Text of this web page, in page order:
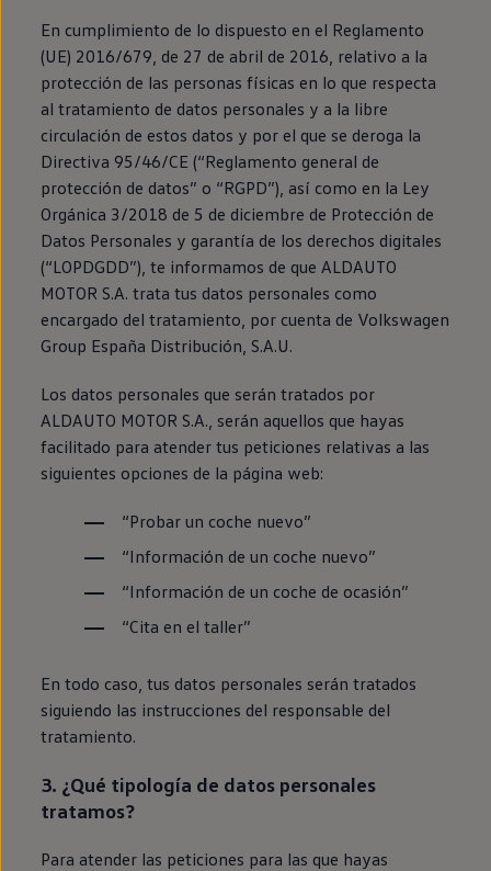
Recambios Volkswagen
Accesorios y merchandising
Seguridad
Transporte
Entretenimiento
Personalización
Carga
Merchandising
Todo sobre tu Volkswagen
Tu coche conectado
Luces de advertencia
Manuales del coche
Información sobre EA189
Accede a My Volkswagen
Todo sobre tu Volkswagen
Información sobre Diésel XTL
Suscripción de mantenimiento Long Drive
Beetle
Scirocco
Jetta
Sharan
Golf
Polo
Tiguan
Touareg
Touran
t-roc-1
Asistencia en carretera
En cumplimiento de lo dispuesto en el Reglamento
(UE) 2016/679, de 27 de abril de 2016, relativo a la
protección de las personas físicas en lo que respecta
al tratamiento de datos personales y a la libre
circulación de estos datos y por el que se deroga la
Directiva 95/46/CE (“Reglamento general de
protección de datos” o “RGPD”), así como en la Ley
Orgánica 3/2018 de 5 de diciembre de Protección de
Datos Personales y garantía de los derechos digitales
(“LOPDGDD”), te informamos de que ALDAUTO
MOTOR S.A. trata tus datos personales como
encargado del tratamiento, por cuenta de Volkswagen
Group España Distribución, S.A.U.
Los datos personales que serán tratados por
ALDAUTO MOTOR S.A., serán aquellos que hayas
facilitado para atender tus peticiones relativas a las
siguientes opciones de la página web:
“Probar un coche nuevo”
“Información de un coche nuevo”
“Información de un coche de ocasión”
“Cita en el taller”
En todo caso, tus datos personales serán tratados
siguiendo las instrucciones del responsable del
tratamiento.
3. ¿Qué tipología de datos personales
tratamos?
Para atender las peticiones para las que hayas